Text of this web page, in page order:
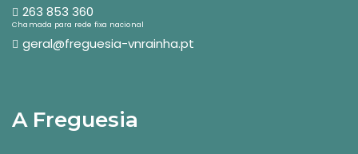
263 853 360
Chamada para rede fixa nacional
geral@freguesia-vnrainha.pt
A Freguesia